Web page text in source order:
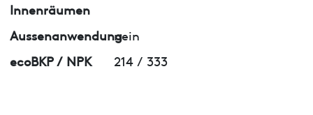
Innenräumen
Aussenanwendungnein
ecoBKP / NPK
214 / 333